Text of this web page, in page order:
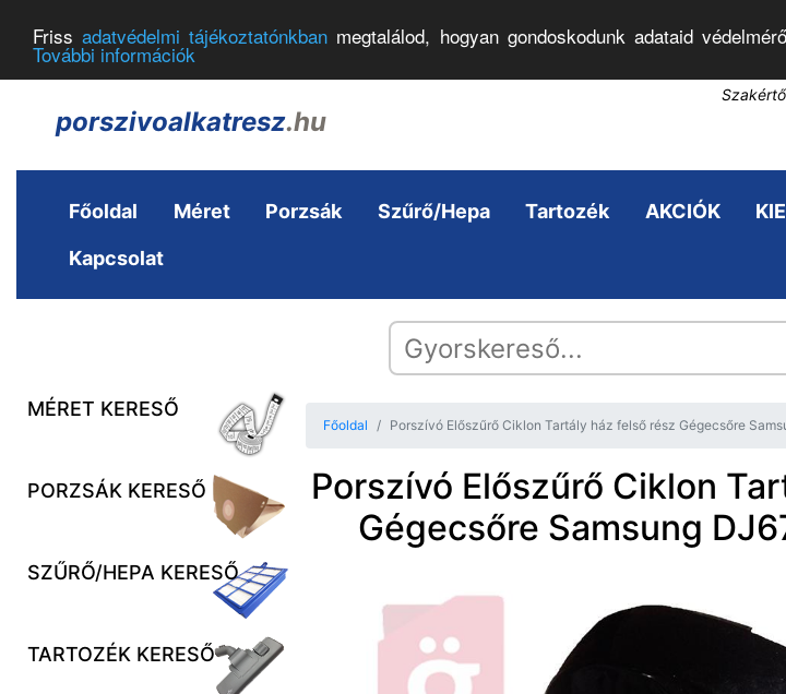
Frissadatvédelmi tájékoztatónkban megtalálod, hogyan gondoskodunk adataid
További információk
porszivoalkatresz.hu
Főoldal Méret Porzsák Szűrő/Hepa Tartozék AKCIÓK
Kapcsolat
MÉRET KERESŐ
PORZSÁK KERESŐ
SZŰRŐ/HEPA KERESŐ
TARTOZÉK KERESŐ
Főoldal Porszívó Előszűrő Ciklon Tartály ház felső rész Gégecsőre
Porszívó Előszűrő Ciklon
Gégecsőre Samsung